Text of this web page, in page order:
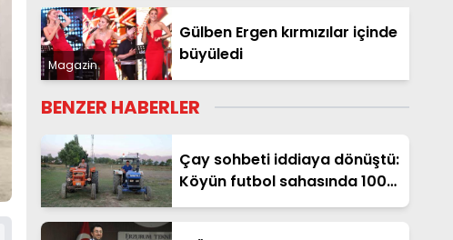
Magazin
Gülben Ergen kırmızılar içinde
büyüledi
BENZER HABERLER
Çay sohbeti iddiaya dönüştü:
Köyün futbol sahasında 100
metrelik traktör yarışı